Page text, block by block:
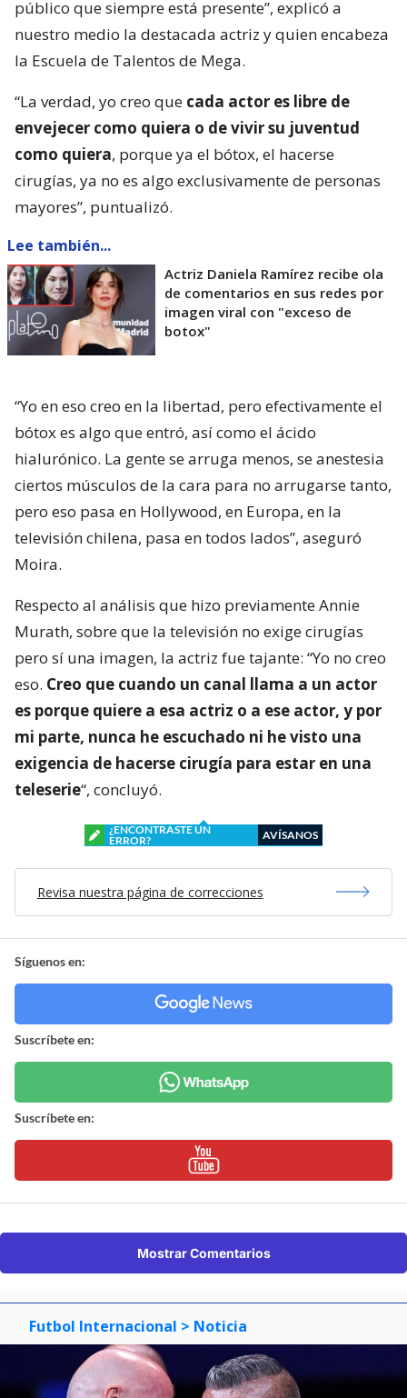
público que siempre está presente”, explicó a
nuestro medio la destacada actriz y quien encabeza
la Escuela de Talentos de Mega.
“La verdad, yo creo que cada actor es libre de
envejecer como quiera o de vivir su juventud
como quiera, porque ya el bótox, el hacerse
cirugías, ya no es algo exclusivamente de personas
mayores”, puntualizó.
Lee también...
Actriz Daniela Ramírez recibe ola
de comentarios en sus redes por
imagen viral con "exceso de
botox"
“Yo en eso creo en la libertad, pero efectivamente el
bótox es algo que entró, así como el ácido
hialurónico. La gente se arruga menos, se anestesia
ciertos músculos de la cara para no arrugarse tanto,
pero eso pasa en Hollywood, en Europa, en la
televisión chilena, pasa en todos lados”, aseguró
Moira.
Respecto al análisis que hizo previamente Annie
Murath, sobre que la televisión no exige cirugías
pero sí una imagen, la actriz fue tajante: “Yo no creo
eso. Creo que cuando un canal llama a un actor
es porque quiere a esa actriz o a ese actor, y por
mi parte, nunca he escuchado ni he visto una
exigencia de hacerse cirugía para estar en una
teleserie“, concluyó.
¿ENCONTRASTE UN
ERROR?
AVÍSANOS
Revisa nuestra página de correcciones
Síguenos en:
Suscríbete en:
Suscríbete en:
Mostrar Comentarios
Futbol Internacional > Noticia